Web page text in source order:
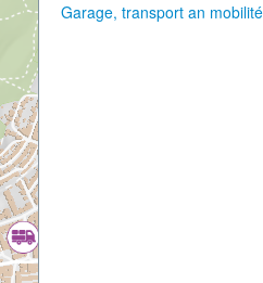
Garage, transport an